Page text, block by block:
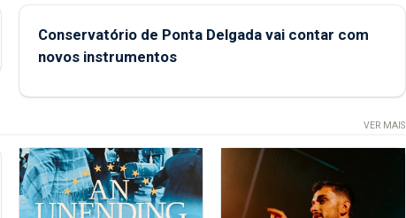
Conservatório de Ponta Delgada vai contar com
novos instrumentos
VER MAIS